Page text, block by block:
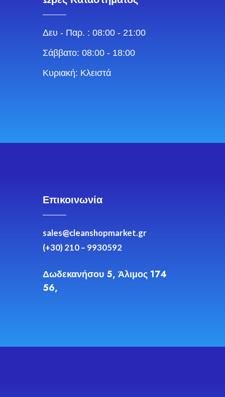
Δευ - Παρ. : 08:00 - 21:00
Σάββατο: 08:00 - 18:00
Κυριακή: Κλειστά
Επικοινωνία
sales@cleanshopmarket.gr
(+30) 210 – 9930592
Δωδεκανήσου 5, Άλιμος 174
56,